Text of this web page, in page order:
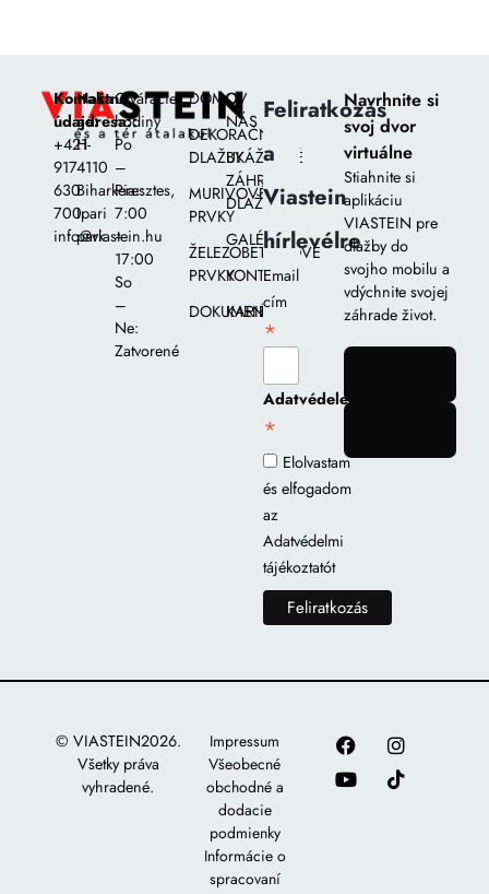
Kontaktné
údaje:
+421
917
630
700
info@viastein.hu
Naša
adresa::
H-
4110
Biharkeresztes,
Ipari
park
Otváracie
hodiny
Po
–
Pia::
7:00
–
17:00
So
–
Ne:
Zatvorené
DOMOV
DEKORAČNÉ
DLAŽBY
MURIVOVÉ
PRVKY
ŽELEZOBETÓNOVÉ
PRVKY
DOKUMENTY
O
NÁS
UKÁŽKOVÉ
ZÁHRADY
DLAŽIEB
GALÉRIA
KONTAKT
KARIÉRA
Feliratkozás
a
Viastein
hírlevélre
Email
cím
*
Adatvédelem
*
Elolvastam
és elfogadom
az
Adatvédelmi
tájékoztatót
Navrhnite si
svoj dvor
virtuálne
Stiahnite si
aplikáciu
VIASTEIN pre
dlažby do
svojho mobilu a
vdýchnite svojej
záhrade život.
© VIASTEIN2026.
Všetky práva
vyhradené.
Impressum
Všeobecné
obchodné a
dodacie
podmienky
Informácie o
spracovaní